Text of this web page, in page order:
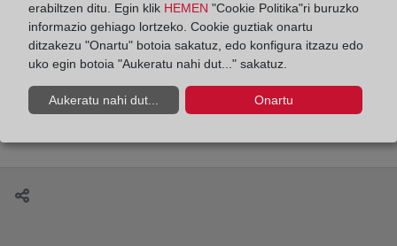
¿Qué tipos de certificaciones registrales existen?
¿Qué derechos se inscriben en el Registro de la
erabiltzen ditu. Egin klik HEMEN "Cookie Politika"ri buruzko
informazio gehiago lortzeko. Cookie guztiak onartu
ditzakezu "Onartu" botoia sakatuz, edo konfigura itzazu edo
uko egin botoia "Aukeratu nahi dut..." sakatuz.
Aukeratu nahi dut... Onartu